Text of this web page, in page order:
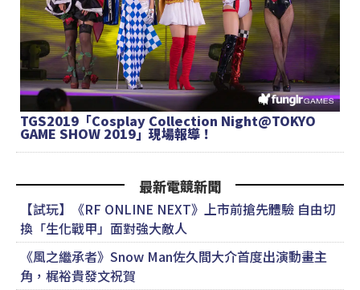
TGS2019「Cosplay Collection Night@TOKYO
GAME SHOW 2019」現場報導！
最新電競新聞
【試玩】《RF ONLINE NEXT》上市前搶先體驗 自由切
換「生化戰甲」面對強大敵人
《風之繼承者》Snow Man佐久間大介首度出演動畫主
角，梶裕貴發文祝賀